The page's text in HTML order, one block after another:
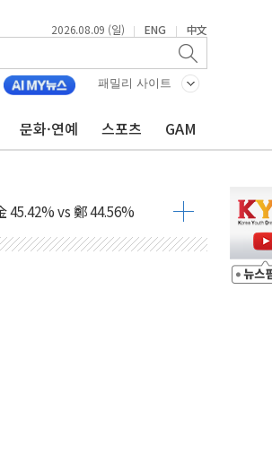
2026.08.09 (일) | ENG | 中文
패밀리 사이트
문화·연예 스포츠 GAM
·지원 '총력'
우 피해·통제구간 없어
보
vs 42.08%
정청래 42.08%
래 43.27% 송영길 11.63%
한 비 이어져
사망